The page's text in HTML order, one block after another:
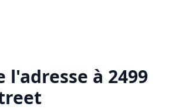
l'adresse à 2499